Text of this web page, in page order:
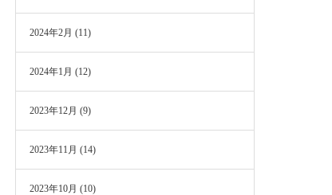
2024年2月 (11)
2024年1月 (12)
2023年12月 (9)
2023年11月 (14)
2023年10月 (10)